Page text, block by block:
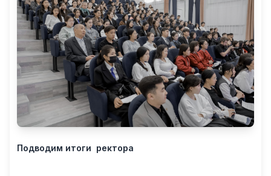
Подводим итоги ректора